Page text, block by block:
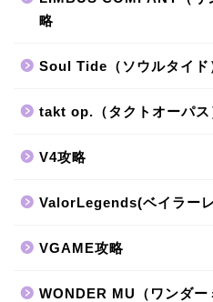
略
Soul Tide（ソウルタイド
takt op.（タクトオーパス
V4攻略
ValorLegends(ベイラー
VGAME攻略
WONDER MU（ワンダー